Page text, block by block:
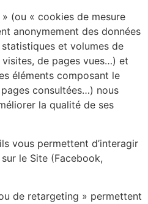
(ou « cookies de mesure
anonymement des données
et volumes de
de pages vues…) et
éléments composant le
consultées…) nous
la qualité de ses
vous permettent d’interagir
le Site (Facebook,
de retargeting » permettent